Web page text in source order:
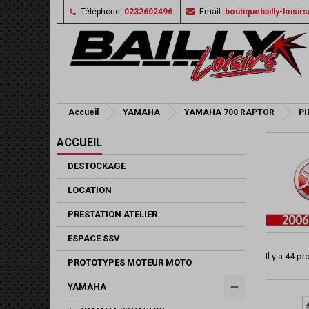
Téléphone: 0232602496 Email: boutiquebailly-
Accueil YAMAHA YAMAHA 700 RAPTOR
ACCUEIL
DESTOCKAGE
LOCATION
PRESTATION ATELIER
ESPACE SSV
PROTOTYPES MOTEUR MOTO
YAMAHA
Il y a 44